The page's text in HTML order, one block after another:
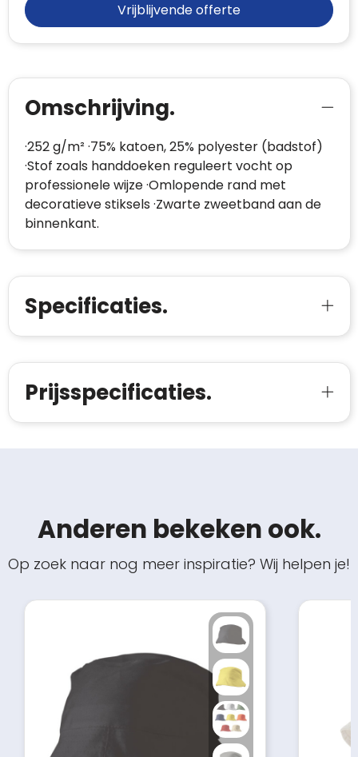
Vrijblijvende offerte
Omschrijving.
·252 g/m² ·75% katoen, 25% polyester (badstof)
·Stof zoals handdoeken reguleert vocht op
professionele wijze ·Omlopende rand met
decoratieve stiksels ·Zwarte zweetband aan de
binnenkant.
Specificaties.
Prijsspecificaties.
Anderen bekeken ook.
Op zoek naar nog meer inspiratie? Wij helpen je!